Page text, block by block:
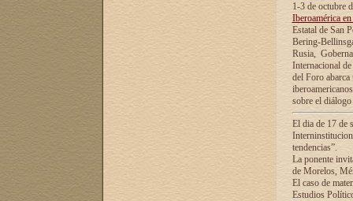
1-3 de octubre
Iberoamérica
Estatal de San
Bering-
Rusia,
Internacional
del Foro
sobre el
El dia de 17 de
tendencias”.
La ponente
de Morelos,
El caso de
Estudios